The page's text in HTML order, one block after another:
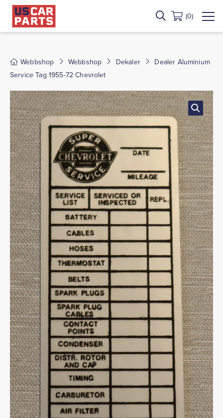
(0)
Webbshop Webbshop Dekaler
Dealer Aluminium
Service Tag 1955-72 Chevrolet